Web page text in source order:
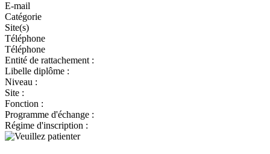
E-mail
Catégorie
Site(s)
Téléphone
Téléphone
Entité de rattachement :
Libelle diplôme :
Niveau :
Site :
Fonction :
Programme d'échange :
Régime d'inscription :